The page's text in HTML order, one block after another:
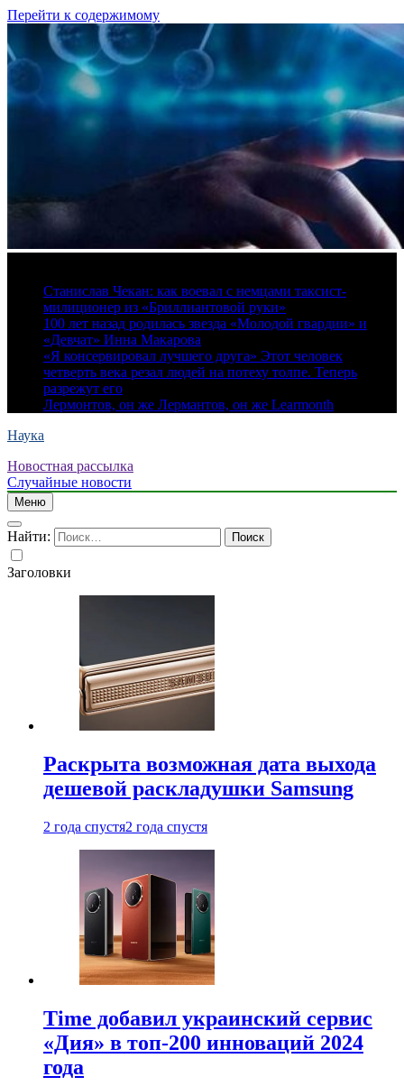
Перейти к содержимому
Станислав Чекан: как воевал с немцами таксист-
милиционер из «Бриллиантовой руки»
100 лет назад родилась звезда «Молодой гвардии» и
«Девчат» Инна Макарова
«Я консервировал лучшего друга» Этот человек
четверть века резал людей на потеху толпе. Теперь
разрежут его
Лермонтов, он же Лермантов, он же Learmonth
Наука
Новостная рассылка
Случайные новости
Меню
Найти:
Заголовки
Раскрыта возможная дата выхода
дешевой раскладушки Samsung
2 года спустя2 года спустя
Time добавил украинский сервис
«Дия» в топ-200 инноваций 2024
года